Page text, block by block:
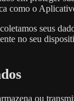
como o
seus
no seu
ou